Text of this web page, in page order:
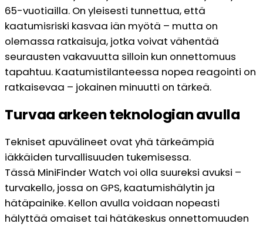
65-vuotiailla. On yleisesti tunnettua, että
kaatumisriski kasvaa iän myötä – mutta on
olemassa ratkaisuja, jotka voivat vähentää
seurausten vakavuutta silloin kun onnettomuus
tapahtuu. Kaatumistilanteessa nopea reagointi on
ratkaisevaa – jokainen minuutti on tärkeä.
Turvaa arkeen teknologian avulla
Tekniset apuvälineet ovat yhä tärkeämpiä
iäkkäiden turvallisuuden tukemisessa.
Tässä MiniFinder Watch voi olla suureksi avuksi –
turvakello, jossa on GPS, kaatumishälytin ja
hätäpainike. Kellon avulla voidaan nopeasti
hälyttää omaiset tai hätäkeskus onnettomuuden